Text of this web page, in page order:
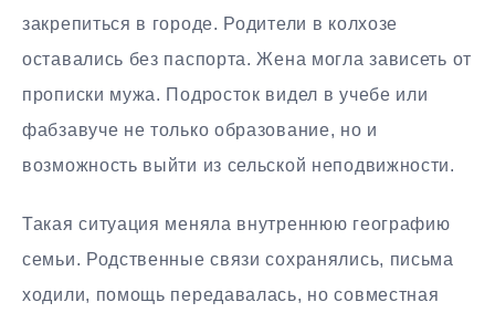
закрепиться в городе. Родители в колхозе
оставались без паспорта. Жена могла зависеть от
прописки мужа. Подросток видел в учебе или
фабзавуче не только образование, но и
возможность выйти из сельской неподвижности.
Такая ситуация меняла внутреннюю географию
семьи. Родственные связи сохранялись, письма
ходили, помощь передавалась, но совместная